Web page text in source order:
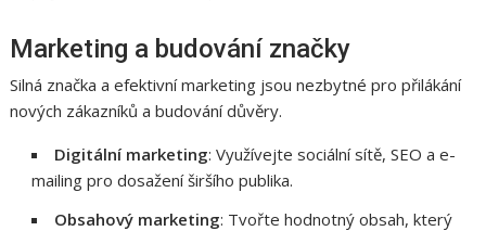
Marketing a budování značky
Silná značka a efektivní marketing jsou nezbytné pro přilákání
nových zákazníků a budování důvěry.
Digitální marketing: Využívejte sociální sítě, SEO a e-
mailing pro dosažení širšího publika.
Obsahový marketing: Tvořte hodnotný obsah, který